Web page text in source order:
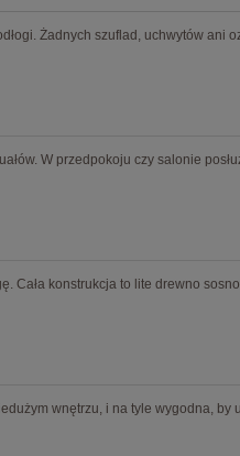
Żadnych szuflad, uchwytów ani
W przedpokoju czy salonie
Cała konstrukcja to lite drewno
wnętrzu, i na tyle wygodna, by